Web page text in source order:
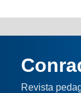
Revista